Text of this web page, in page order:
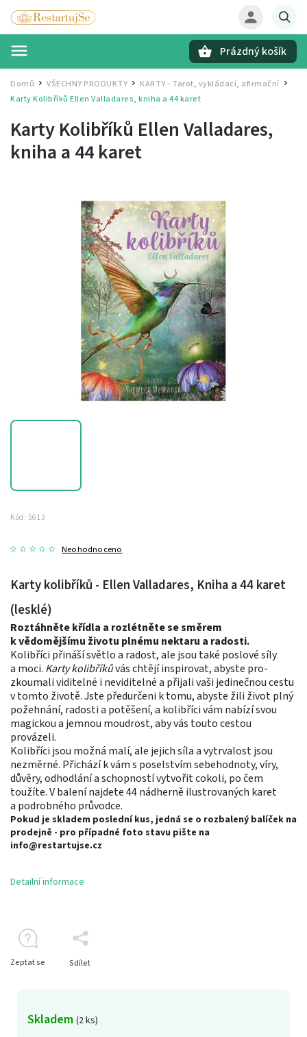
Prázdný košík
Domů / VŠECHNY PRODUKTY / KARTY - Tarot, vykládací, afirmační
Karty Kolibříků Ellen Valladares, kniha a 44 karet
Karty Kolibříků Ellen Valladares,
kniha a 44 karet
Kód: 5613
Neohodnoceno
Skladem (2 ks)
Karty kolibříků - Ellen Valladares, Kniha a 44 karet
(lesklé)
Roztáhněte křídla a rozlétněte se směrem
k vědomějšímu životu plnému nektaru a radosti.
Kolibříci přináší světlo a radost, ale jsou také poslové síly
a moci. Karty kolibříkůvás chtějí inspirovat, abyste pro­
zkoumali viditelné i neviditelné a přijali vaši jedinečnou cestu
v tomto životě. Jste předurčeni k tomu, abyste žili život plný
požehnání, radosti a potěšení, a kolibříci vám nabízí svou
magickou a jemnou moudrost, aby vás touto cestou
provázeli.
Kolibříci jsou možná malí, ale jejich síla a vytrvalost jsou
nezměrné. Přichází k vám s poselstvím sebehodnoty, víry,
důvěry, odhodlání a schopností vytvořit cokoli, po čem
toužíte. V balení najdete 44 nádherně ilustrovaných karet
a podrobného průvodce.
Pokud je skladem poslední kus, jedná se o rozbalený balíček na
prodejně - pro případné foto stavu pište na
info@restartujse.cz
Detailní informace
Zeptat se Sdílet